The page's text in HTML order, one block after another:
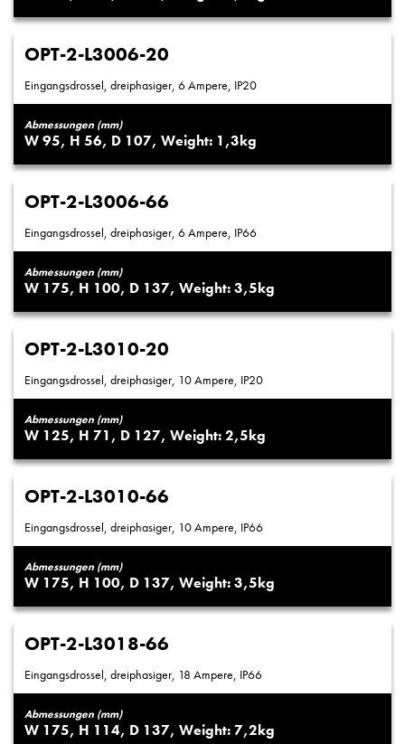
OPT-2-L3006-20
Eingangsdrossel, dreiphasiger, 6 Ampere, IP20
Abmessungen (mm)
95 56 107 1,3
OPT-2-L3006-66
Eingangsdrossel, dreiphasiger, 6 Ampere, IP66
Abmessungen (mm)
175 100 137 3,5
OPT-2-L3010-20
Eingangsdrossel, dreiphasiger, 10 Ampere, IP20
Abmessungen (mm)
125 71 127 2,5
OPT-2-L3010-66
Eingangsdrossel, dreiphasiger, 10 Ampere, IP66
Abmessungen (mm)
175 100 137 3,5
OPT-2-L3018-66
Eingangsdrossel, dreiphasiger, 18 Ampere, IP66
Abmessungen (mm)
175 114 137 7,2